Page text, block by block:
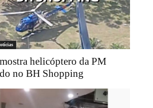
helicóptero da PM
no BH Shopping